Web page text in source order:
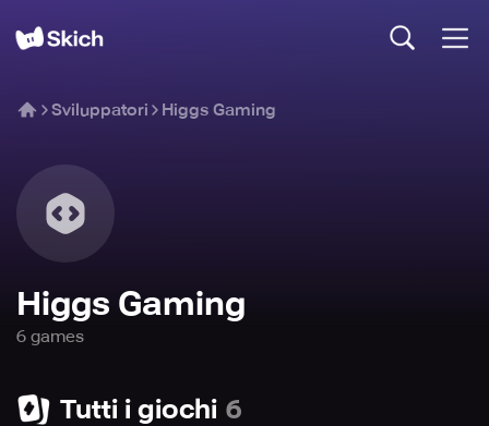
Sviluppatori Higgs Gaming
Higgs Gaming
6 games
Tutti i giochi 6